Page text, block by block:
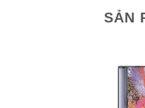
SẢN